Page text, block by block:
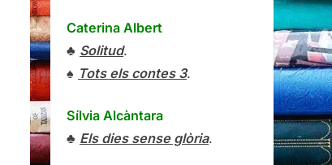
Caterina Albert
♣ Solitud.
♠ Tots els contes 3.
Sílvia Alcàntara
♣ Els dies sense glòria.